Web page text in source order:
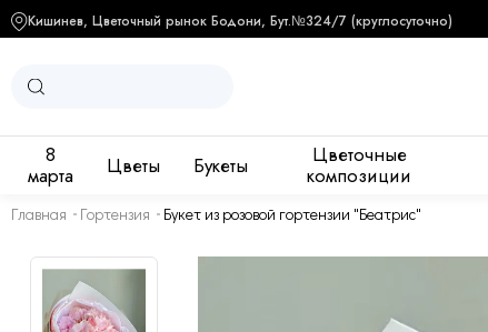
Кишинев, Цветочный рынок Бодони, Бут.№324/7 (круглосуточно)
8
марта Цветы Букеты Цветочные
композиции
Главная Гортензия Букет из розовой гортензии "Беатрис"